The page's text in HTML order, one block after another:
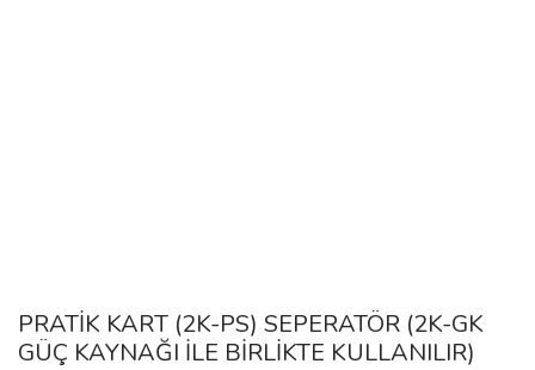
PRATİK KART (2K-PS) SEPERATÖR (2K-GK
GÜÇ KAYNAĞI İLE BİRLİKTE KULLANILIR)